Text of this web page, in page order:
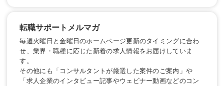
転職サポートメルマガ
毎週火曜日と金曜日のホームページ更新のタイミングに合わ
せ、業界・職種に応じた新着の求人情報をお届けしていま
す。
その他にも「コンサルタントが厳選した案件のご案内」や
「求人企業のインタビュー記事やウェビナー動画などのコン